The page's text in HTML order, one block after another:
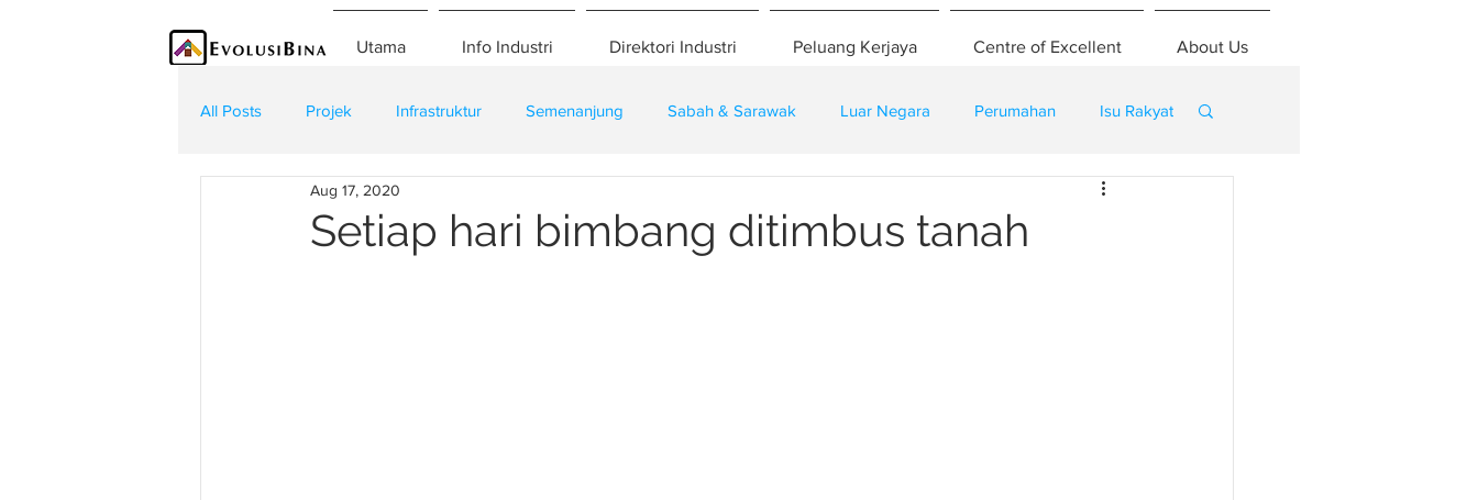
Utama Info Industri Direktori Industri Peluang Kerjaya Centre of Excellent About Us
All Posts Projek Infrastruktur Semenanjung Sabah & Sarawak Luar Negara Perumahan Isu Rakyat
Teknologi Kontraktor
Setiap hari bimbang ditimbus tanah
Aug 17, 2020